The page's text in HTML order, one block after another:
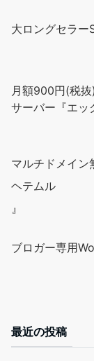
大ロングセラー
月額900円(税
サーバー『エッ
マルチドメイン
ヘテムル
』
ブロガー専用
最近の投稿